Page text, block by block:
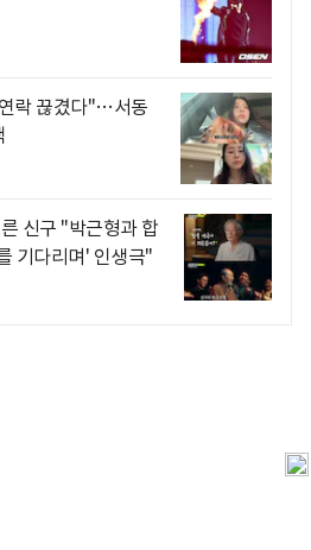
락 끊겼다"…서동
신구 "박근형과 합
기다리며' 인생극"